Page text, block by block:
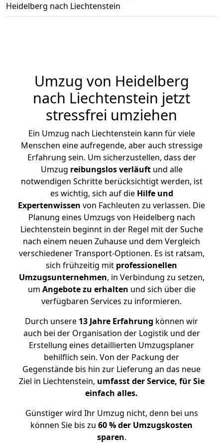
Heidelberg nach Liechtenstein
Umzug von Heidelberg
nach Liechtenstein jetzt
stressfrei umziehen
Ein Umzug nach Liechtenstein kann für viele
Menschen eine aufregende, aber auch stressige
Erfahrung sein. Um sicherzustellen, dass der
Umzug reibungslos verläuftund alle
notwendigen Schritte berücksichtigt werden, ist
es wichtig, sich auf die Hilfe und
Expertenwissen von Fachleuten zu verlassen. Die
Planung eines Umzugs von Heidelberg nach
Liechtenstein beginnt in der Regel mit der Suche
nach einem neuen Zuhause und dem Vergleich
verschiedener Transport-Optionen. Es ist ratsam,
sich frühzeitig mit professionellen
Umzugsunternehmen, in Verbindung zu setzen,
um Angebote zu erhalten und sich über die
verfügbaren Services zu informieren.
Durch unsere 13 Jahre Erfahrung können wir
auch bei der Organisation der Logistik und der
Erstellung eines detaillierten Umzugsplaner
behilflich sein. Von der Packung der
Gegenstände bis hin zur Lieferung an das neue
Ziel in Liechtenstein, umfasst der Service, für Sie
einfach alles.
Günstiger wird Ihr Umzug nicht, denn bei uns
können Sie bis zu 60 % der Umzugskosten
sparen.